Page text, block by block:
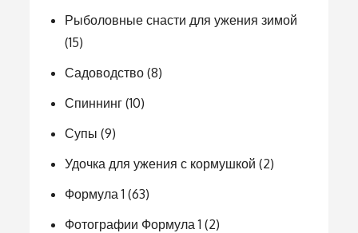
Рыболовные снасти для ужения зимой
(15)
Садоводство (8)
Спиннинг (10)
Супы (9)
Удочка для ужения с кормушкой (2)
Формула 1 (63)
Фотографии Формула 1 (2)